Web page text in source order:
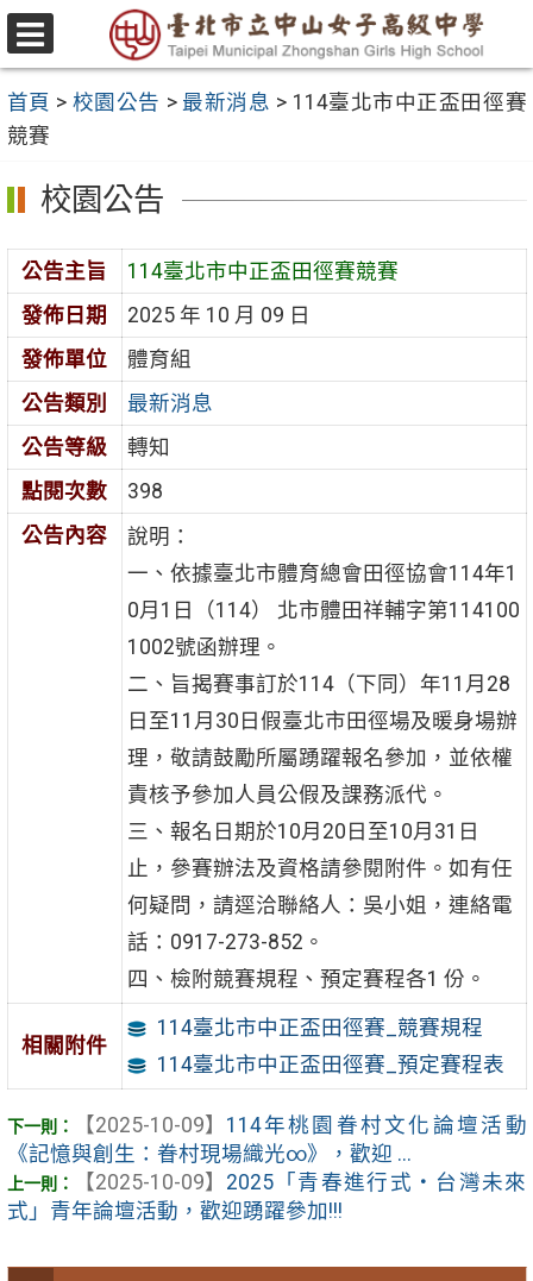
跳
至
要
內
容
區
選
單
首頁 > 校園公告 > 最新消息 > 114臺北市中正盃田徑賽
競賽
校園公告
公告主旨
114臺北市中正盃田徑賽競賽
發佈日期
2025 年 10 月 09 日
發佈單位
體育組
公告類別
最新消息
公告等級
轉知
點閱次數
398
公告內容
說明：
一、依據臺北市體育總會田徑協會114年1
0月1日（114） 北市體田祥輔字第114100
1002號函辦理。
二、旨揭賽事訂於114（下同）年11月28
日至11月30日假臺北市田徑場及暖身場辦
理，敬請鼓勵所屬踴躍報名參加，並依權
責核予參加人員公假及課務派代。
三、報名日期於10月20日至10月31日
止，參賽辦法及資格請參閱附件。如有任
何疑問，請逕洽聯絡人：吳小姐，連絡電
話：0917-273-852。
四、檢附競賽規程、預定賽程各1 份。
相關附件
114臺北市中正盃田徑賽_競賽規程
114臺北市中正盃田徑賽_預定賽程表
【2025-10-09】 114年桃園眷村文化論壇活動
《記憶與創生：眷村現場織光∞》，歡迎 ...
【2025-10-09】 2025「青春進行式‧台灣未來
式」青年論壇活動，歡迎踴躍參加!!!